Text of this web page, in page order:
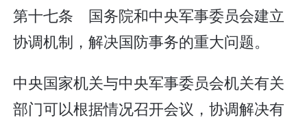
第十七条 国务院和中央军事委员会建立
协调机制，解决国防事务的重大问题。
中央国家机关与中央军事委员会机关有关
部门可以根据情况召开会议，协调解决有